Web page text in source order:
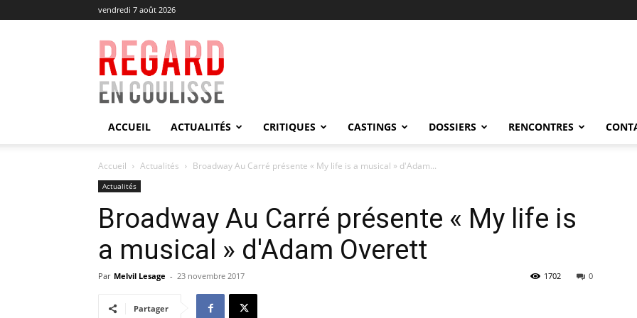
vendredi 7 août 2026
Regard
en
Coulisse
ACCUEIL ACTUALITÉS CRITIQUES CASTINGS DOSSIERS RENCONTRES
Accueil Actualités Broadway Au Carré présente « My life is a musical » d'Adam...
Actualités
Broadway Au Carré présente « My life is
a musical » d'Adam Overett
Par Melvil Lesage - 23 novembre 2017 0
1702
Partager